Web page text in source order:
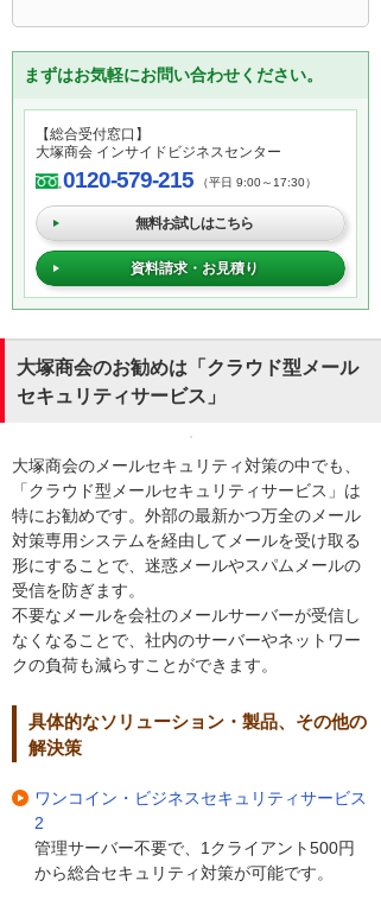
まずはお気軽にお問い合わせください。
【総合受付窓口】
大塚商会 インサイドビジネスセンター
0120-579-215 （平日 9:00～17:30）
無料お試しはこちら
資料請求・お見積り
大塚商会のお勧めは「クラウド型メール
セキュリティサービス」
大塚商会のメールセキュリティ対策の中でも、
「クラウド型メールセキュリティサービス」は
特にお勧めです。外部の最新かつ万全のメール
対策専用システムを経由してメールを受け取る
形にすることで、迷惑メールやスパムメールの
受信を防ぎます。
不要なメールを会社のメールサーバーが受信し
なくなることで、社内のサーバーやネットワー
クの負荷も減らすことができます。
具体的なソリューション・製品、その他の
解決策
ワンコイン・ビジネスセキュリティサービス
2
管理サーバー不要で、1クライアント500円
から総合セキュリティ対策が可能です。